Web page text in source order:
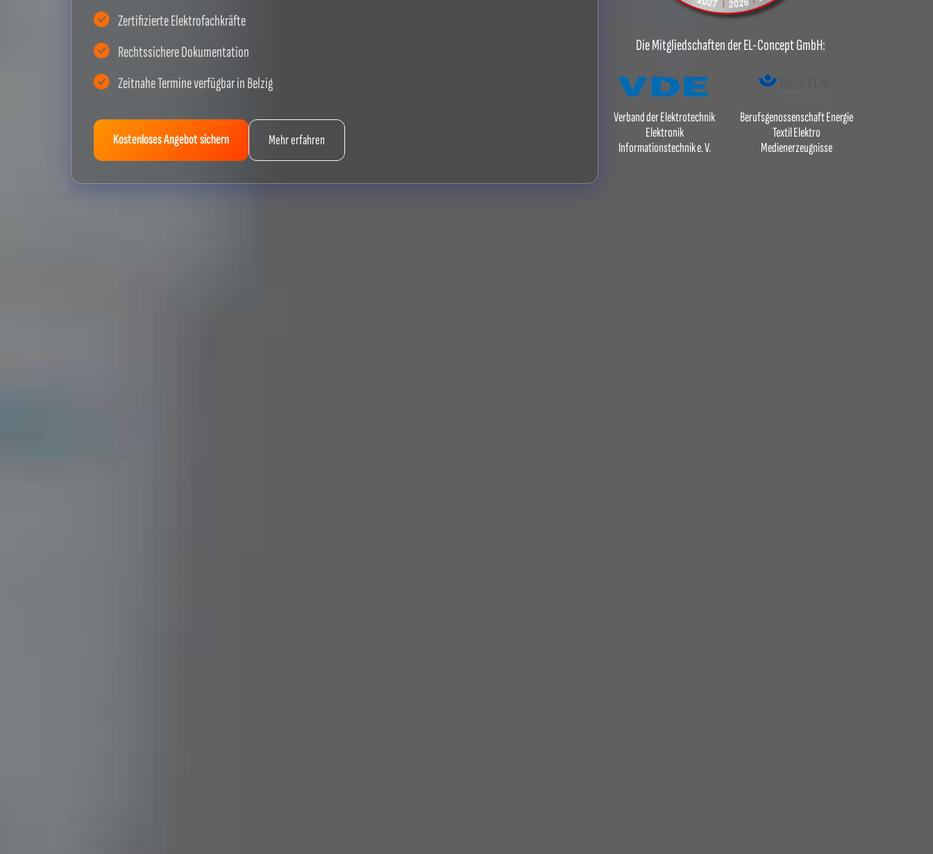
Zertifizierte Elektrofachkräfte
Rechtssichere Dokumentation
Zeitnahe Termine verfügbar in Belzig
Kostenloses Angebot sichern Mehr erfahren
Die Mitgliedschaften der EL-Concept GmbH:
Verband der Elektrotechnik
Elektronik
Informationstechnik e. V.
Berufsgenossenschaft Energie
Textil Elektro
Medienerzeugnisse